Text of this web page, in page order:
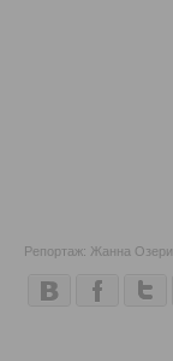
Репортаж: Жанна